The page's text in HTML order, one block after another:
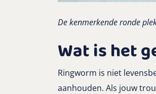
De kenmerkende ronde
Wat is het
Ringworm is niet
aanhouden. Als jouw